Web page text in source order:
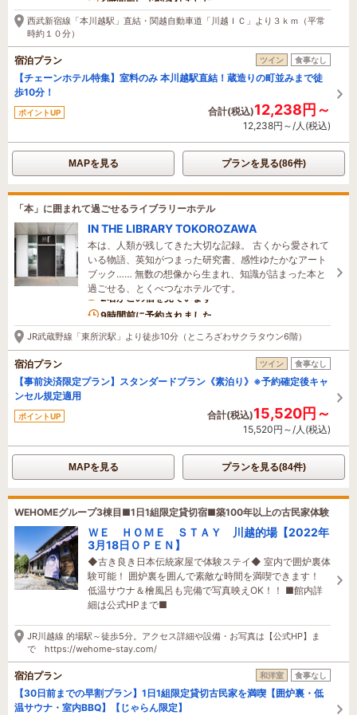
2時間前に予約されました
西武新宿線「本川越駅」直結・関越自動車道「川越ＩＣ」より３ｋｍ（平常
時約１０分）
宿泊プラン ツイン 食事なし
【チェーンホテル特集】室料のみ 本川越駅直結！蔵造りの町並みまで徒
歩10分！
ポイントUP 合計(税込)12,238円～
12,238円～/人(税込)
MAPを見る プランを見る(86件)
「本」に囲まれて過ごせるライブラリーホテル
IN THE LIBRARY TOKOROZAWA
本は、人類が残してきた大切な記録。 古くから愛されて
いる物語、英知がつまった研究書、感性ゆたかなアート
ブック…… 無数の想像から生まれ、知識が詰まった本と
過ごせる、とくべつなホテルです。
2名がこの宿を見ています
9時間前に予約されました
JR武蔵野線「東所沢駅」より徒歩10分（ところざわサクラタウン6階）
宿泊プラン ツイン 食事なし
【事前決済限定プラン】スタンダードプラン《素泊り》※予約確定後キャ
ンセル規定適用
ポイントUP 合計(税込)15,520円～
15,520円～/人(税込)
MAPを見る プランを見る(84件)
WEHOMEグループ3棟目■1日1組限定貸切宿■築100年以上の古民家体験
ＷＥ ＨＯＭＥ ＳＴＡＹ 川越的場【2022年
3月18日ＯＰＥＮ】
◆古き良き日本伝統家屋で体験ステイ◆ 室内で囲炉裏体
験可能！ 囲炉裏を囲んで素敵な時間を満喫できます！
低温サウナ＆檜風呂も完備で写真映えOK！！ ■館内詳
細は公式HPまで■
JR川越線 的場駅～徒歩5分。アクセス詳細や設備・お写真は【公式HP】ま
で https://wehome-stay.com/
宿泊プラン 和洋室 食事なし
【30日前までの早割プラン】1日1組限定貸切古民家を満喫【囲炉裏・低
温サウナ・室内BBQ】【じゃらん限定】